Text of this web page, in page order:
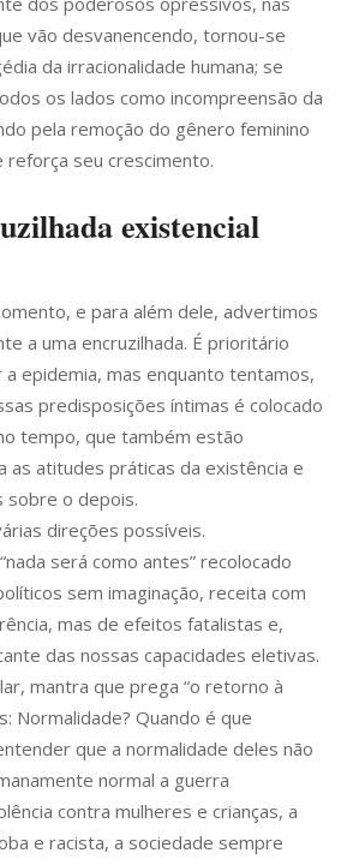
vão desvanencendo, tornou-se
da irracionalidade humana; se
os lados como incompreensão da
pela remoção do gênero feminino
reforça seu crescimento.
existencial
e para além dele, advertimos
a uma encruzilhada. É prioritário
epidemia, mas enquanto tentamos,
predisposições íntimas é colocado
tempo, que também estão
as atitudes práticas da existência e
sobre o depois.
direções possíveis.
será como antes” recolocado
sem imaginação, receita com
mas de efeitos fatalistas e,
das nossas capacidades eletivas.
mantra que prega “o retorno à
Normalidade? Quando é que
que a normalidade deles não
normal a guerra
contra mulheres e crianças, a
e racista, a sociedade sempre